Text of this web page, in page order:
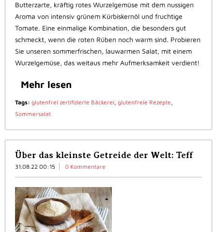
Butterzarte, kräftig rotes Wurzelgemüse mit dem nussigen
Aroma von intensiv grünem Kürbiskernöl und fruchtige
Tomate. Eine einmalige Kombination, die besonders gut
schmeckt, wenn die roten Rüben noch warm sind. Probieren
Sie unseren sommerfrischen, lauwarmen Salat, mit einem
Wurzelgemüse, das weitaus mehr Aufmerksamkeit verdient!
Mehr lesen
Tags: glutenfrei zertifizierte Bäckerei, glutenfreie Rezepte,
Sommersalat
Über das kleinste Getreide der Welt: Teff
31.08.22 00:15 0 Kommentare